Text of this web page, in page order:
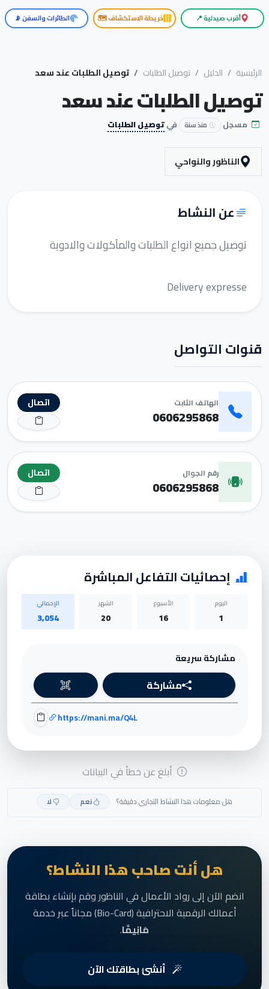
أقرب صيدلية 📍 خريطة الاستكشاف 🗺️ الطائرات والسفن 📡
الرئيسية الدليل توصيل الطلبات توصيل الطلبات عند سعد
توصيل الطلبات عند سعد
مسجل منذ سنة فيتوصيل الطلبات
الناظور والنواحي
عن النشاط
توصيل جميع انواع الطلبات والمآكولات والادوية
Delivery expresse
قنوات التواصل
الهاتف الثابت
0606295868
اتصال
رقم الجوال
0606295868
اتصال
إحصائيات التفاعل المباشرة
اليوم
1
الأسبوع
16
الشهر
20
الإجمالي
3,054
مشاركة سريعة
مشاركة
https://mani.ma/Q4L
أبلغ عن خطأ في البيانات
هل معلومات هذا النشاط التجاري دقيقة؟ نعم لا
هل أنت صاحب هذا النشاط؟
انضم الآن إلى رواد الأعمال في الناظور وقم بإنشاء بطاقة
أعمالك الرقمية الاحترافية (Bio-Card) مجاناً عبر خدمة
مَانِيمَّا.
أنشئ بطاقتك الآن